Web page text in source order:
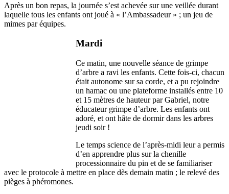
Après un bon repas, la journée s’est achevée sur une veillée durant
laquelle tous les enfants ont joué à « l’Ambassadeur » ; un jeu de
mimes par équipes.
Mardi
Ce matin, une nouvelle séance de grimpe
d’arbre a ravi les enfants. Cette fois-ci, chacun
était autonome sur sa corde, et a pu rejoindre
un hamac ou une plateforme installés entre 10
et 15 mètres de hauteur par Gabriel, notre
éducateur grimpe d’arbre. Les enfants ont
adoré, et ont hâte de dormir dans les arbres
jeudi soir !
Le temps science de l’après-midi leur a permis
d’en apprendre plus sur la chenille
processionnaire du pin et de se familiariser
avec le protocole à mettre en place dès demain matin ; le relevé des
pièges à phéromones.